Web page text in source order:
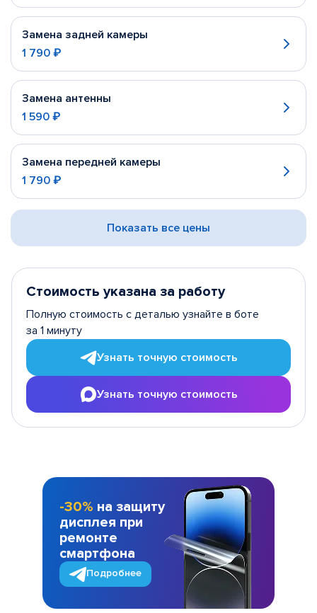
Замена задней камеры
1 790 ₽
Замена антенны
1 590 ₽
Замена передней камеры
1 790 ₽
Показать все цены
Стоимость указана за работу
Полную стоимость с деталью узнайте в боте
за 1 минуту
Узнать точную стоимость
Узнать точную стоимость
-30% на защиту
дисплея при
ремонте
смартфона
Подробнее